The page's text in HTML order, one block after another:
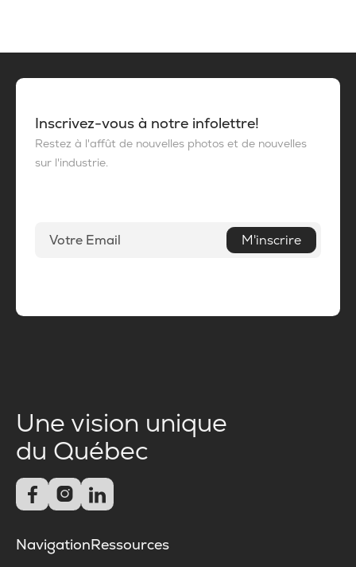
Inscrivez-vous à notre infolettre!
Restez à l'affût de nouvelles photos et de nouvelles
sur l'industrie.
M'inscrire
Une vision unique
du Québec
  
NavigationRessources